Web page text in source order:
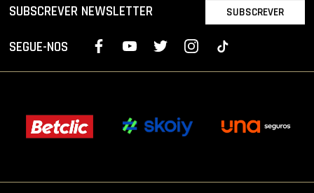
SUBSCREVER NEWSLETTER SUBSCREVER
SEGUE-NOS